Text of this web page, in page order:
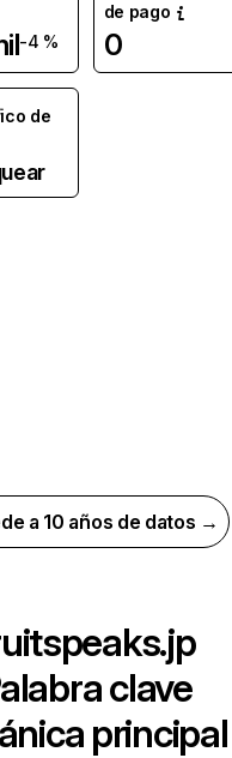
-4 %
de pago
0
de
a 10 años de datos →
clave
principal